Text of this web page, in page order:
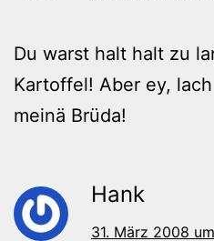
Du warst halt halt zu
Kartoffel! Aber ey,
meinä Brüda!
Hank
31. März 2008